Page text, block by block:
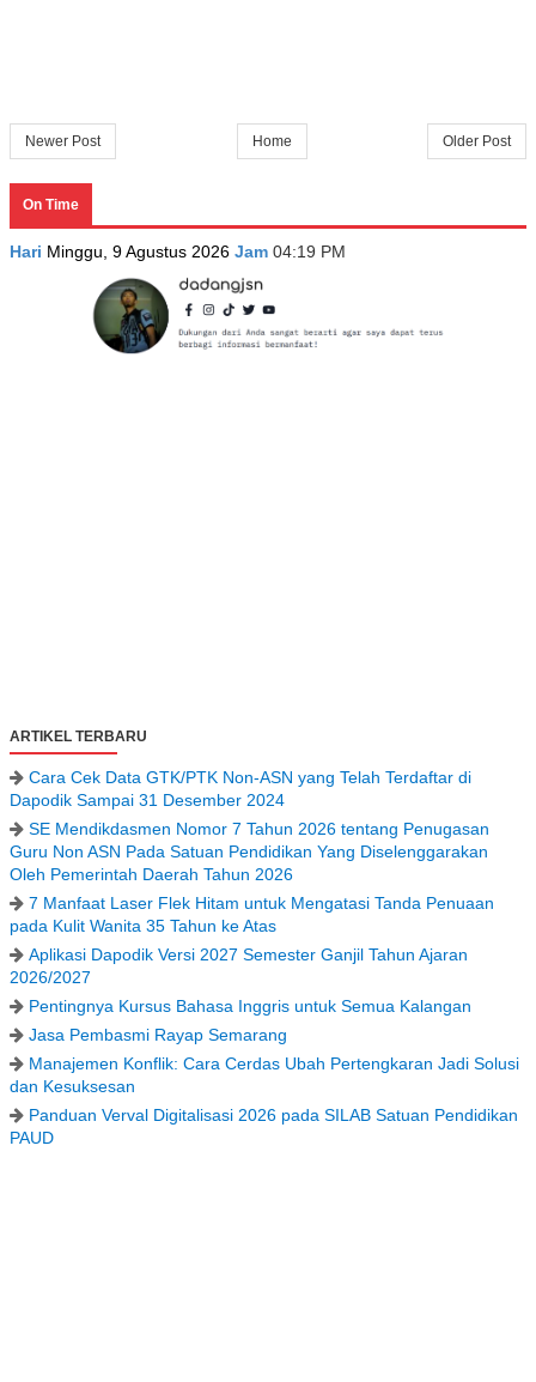
Newer Post Older Post
Home
On Time
Hari Minggu, 9 Agustus 2026 Jam 04:19 PM
ARTIKEL TERBARU
Cara Cek Data GTK/PTK Non-ASN yang Telah Terdaftar di
Dapodik Sampai 31 Desember 2024
SE Mendikdasmen Nomor 7 Tahun 2026 tentang Penugasan
Guru Non ASN Pada Satuan Pendidikan Yang Diselenggarakan
Oleh Pemerintah Daerah Tahun 2026
7 Manfaat Laser Flek Hitam untuk Mengatasi Tanda Penuaan
pada Kulit Wanita 35 Tahun ke Atas
Aplikasi Dapodik Versi 2027 Semester Ganjil Tahun Ajaran
2026/2027
Pentingnya Kursus Bahasa Inggris untuk Semua Kalangan
Jasa Pembasmi Rayap Semarang
Manajemen Konflik: Cara Cerdas Ubah Pertengkaran Jadi Solusi
dan Kesuksesan
Panduan Verval Digitalisasi 2026 pada SILAB Satuan Pendidikan
PAUD